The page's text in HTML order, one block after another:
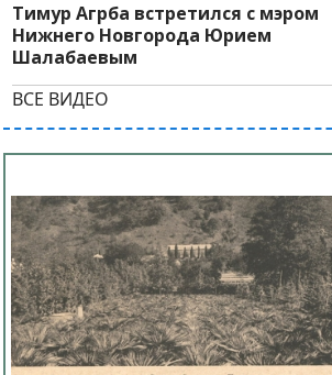
Тимур Агрба встретился с мэром
Нижнего Новгорода Юрием
Шалабаевым
ВСЕ ВИДЕО